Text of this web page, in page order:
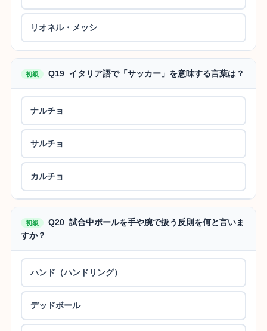
リオネル・メッシ
初級 Q19 イタリア語で「サッカー」を意味する言葉は？
ナルチョ
サルチョ
カルチョ
初級
Q20 試合中ボールを手や腕で扱う反則を何と言いま
すか？
ハンド（ハンドリング）
デッドボール